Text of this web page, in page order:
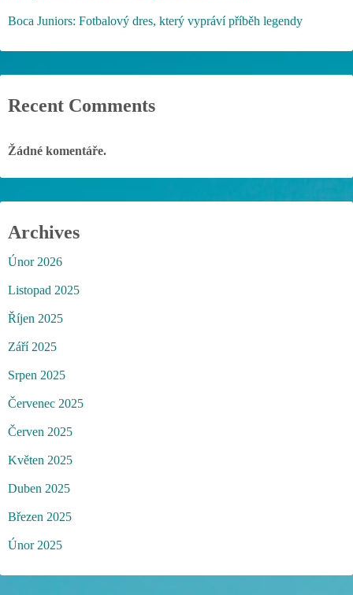
ř
s
p
k
ů
Boca Juniors: Fotbalový dres, který vypráví příběh legendy
Recent Comments
Žádné komentáře.
Archives
Únor 2026
Listopad 2025
Říjen 2025
Září 2025
Srpen 2025
Červenec 2025
Červen 2025
Květen 2025
Duben 2025
Březen 2025
Únor 2025